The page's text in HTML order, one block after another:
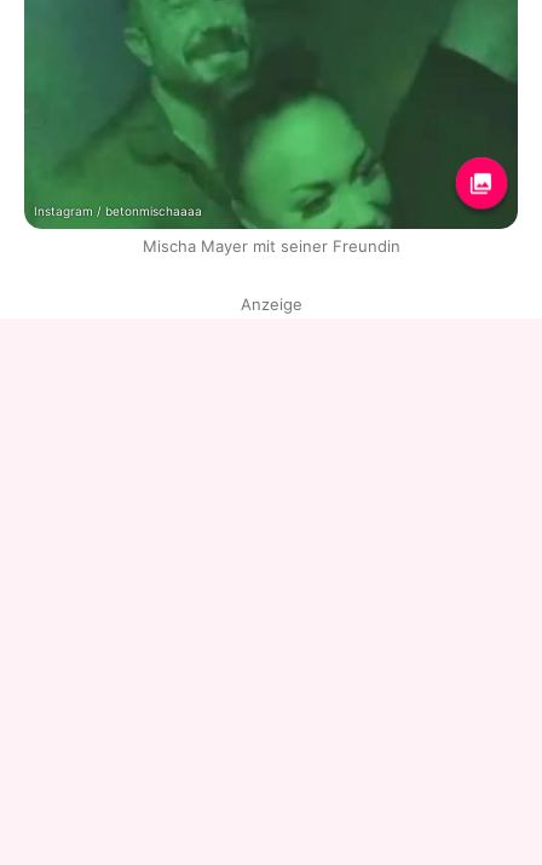
Instagram / betonmischaaaa
Mischa Mayer mit seiner Freundin
Anzeige